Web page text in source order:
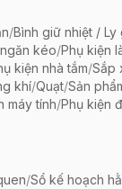
/Bình giữ nhiệt / Ly
kéo/Phụ kiện
kiện nhà tắm/Sắp
khí/Quạt/Sản
máy tính/Phụ kiện
/Sổ kế hoạch